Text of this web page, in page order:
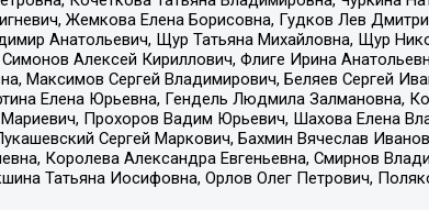
Жемкова Елена Борисовна, Гудков Лев
Анатольевич, Щур Татьяна Михайловна, Щур
Алексей Кириллович, Флиге Ирина
Максимов Сергей Владимирович, Беляев Сергей
Елена Юрьевна, Гендель Людмила Залмановна,
Прохоров Вадим Юрьевич, Шахова Елена
Сергей Маркович, Бахмин Вячеслав
Королева Александра Евгеньевна, Смирнов
Татьяна Иосифовна, Орлов Олег Петрович,